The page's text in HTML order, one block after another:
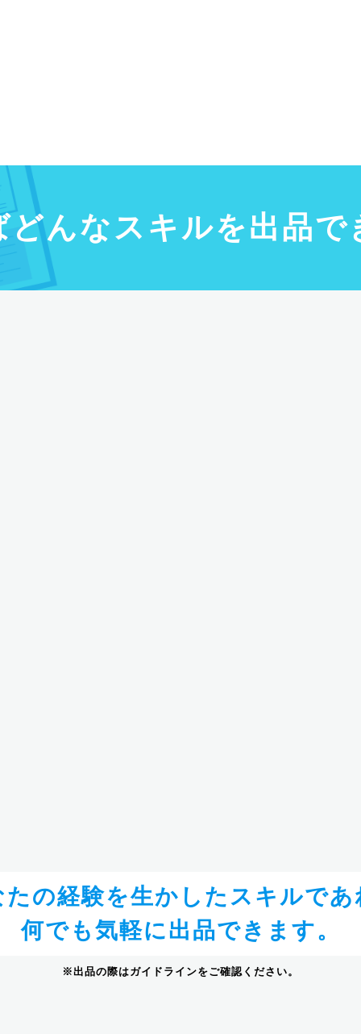
どんなスキルを出品で
たの経験を生かしたスキルであ
何でも気軽に出品できます。
※出品の際はガイドラインをご確認ください。